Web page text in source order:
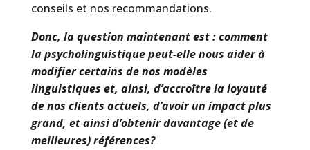
conseils et nos recommandations.
Donc, la question maintenant est : comment
la psycholinguistique peut-elle nous aider à
modifier certains de nos modèles
linguistiques et, ainsi, d’accroître la loyauté
de nos clients actuels, d’avoir un impact plus
grand, et ainsi d’obtenir davantage (et de
meilleures) références?